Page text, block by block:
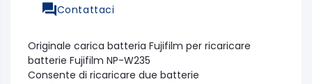
Contattaci
Originale carica batteria Fujifilm per ricaricare
batterie Fujifilm NP-W235
Consente di ricaricare due batterie